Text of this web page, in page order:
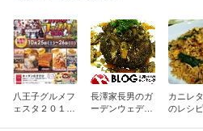
八王子グルメフ
ェスタ２０１４
長澤家長男のガ
ーデンウェディ
カニレ
のレシピ